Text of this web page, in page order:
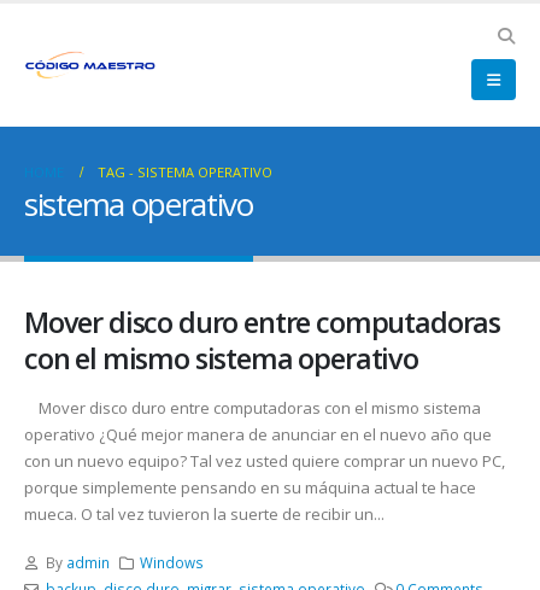
HOME TAG - SISTEMA OPERATIVO
sistema operativo
Mover disco duro entre computadoras
con el mismo sistema operativo
Mover disco duro entre computadoras con el mismo sistema
operativo ¿Qué mejor manera de anunciar en el nuevo año que
con un nuevo equipo? Tal vez usted quiere comprar un nuevo PC,
porque simplemente pensando en su máquina actual te hace
mueca. O tal vez tuvieron la suerte de recibir un...
By admin
Windows